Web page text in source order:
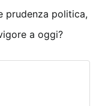
prudenza politica,
a oggi?